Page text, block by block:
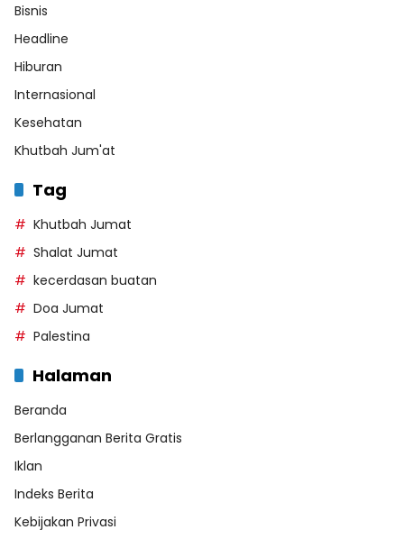
Bisnis
Headline
Hiburan
Internasional
Kesehatan
Khutbah Jum'at
Tag
Khutbah Jumat
Shalat Jumat
kecerdasan buatan
Doa Jumat
Palestina
Halaman
Beranda
Berlangganan Berita Gratis
Iklan
Indeks Berita
Kebijakan Privasi